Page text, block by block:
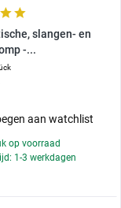
slangen- en
-...
aan watchlist
op voorraad
1-3 werkdagen